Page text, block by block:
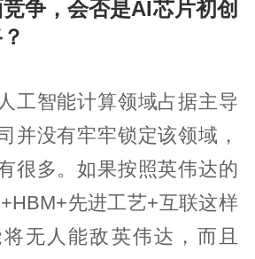
争，会否是AI芯片初创
工智能计算领域占据主导
并没有牢牢锁定该领域，
很多。如果按照英伟达的
先进工艺+互联这样
无人能敌英伟达，而且